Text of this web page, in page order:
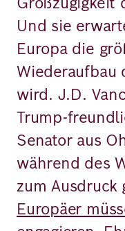
Und sie
Europa die
Wiederaufbau
wird. J.D.
Trump-
Senator aus
während des
zum Ausdruck
Europäer